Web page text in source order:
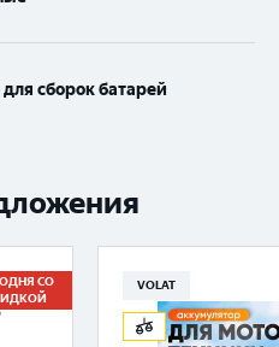
сборок батарей
СО
VOLAT